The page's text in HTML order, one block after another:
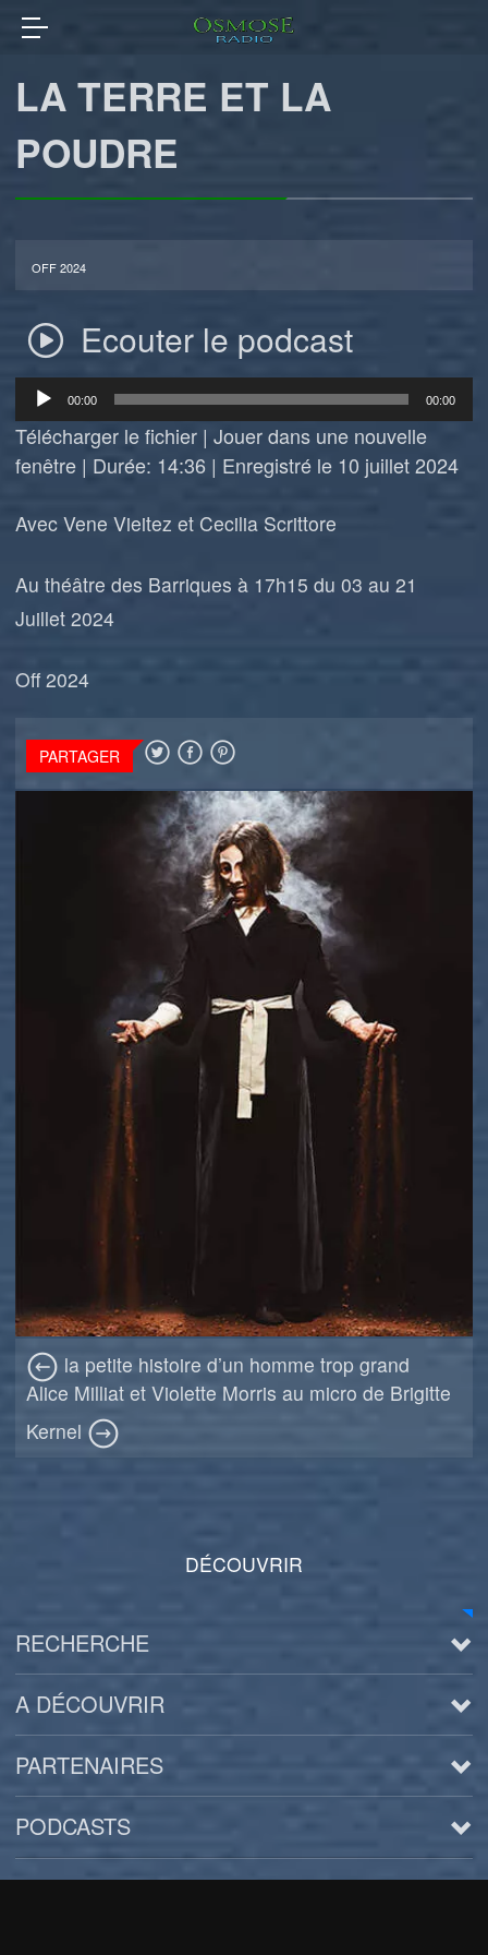
LA TERRE ET LA
POUDRE
OFF 2024
Ecouter le podcast
Lecteur
audio
00:00 00:00
Télécharger le fichier |Jouer dans une nouvelle
fenêtre | Durée: 14:36 | Enregistré le 10 juillet 2024
Avec Vene Vieitez et Cecilia Scrittore
Au théâtre des Barriques à 17h15 du 03 au 21
Juillet 2024
Off 2024
PARTAGER
la petite histoire d’un homme trop grand
Alice Milliat et Violette Morris au micro de Brigitte
Kernel
DÉCOUVRIR
RECHERCHE
A DÉCOUVRIR
PARTENAIRES
PODCASTS
Arts